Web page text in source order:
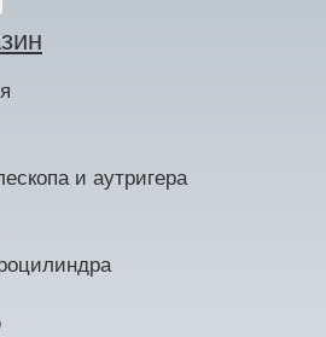
и аутригера